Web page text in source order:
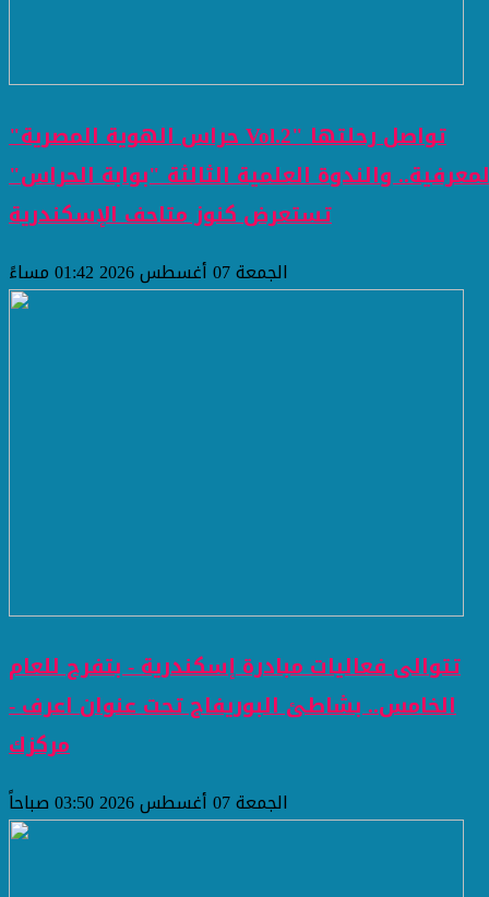
"حراس الهوية المصرية Vol.2" تواصل رحلتها
والندوة العلمية الثالثة "بوابة الحراس"
تستعرض كنوز متاحف الإسكندرية
الجمعة 07 أغسطس 2026 01:42 مساءً
تتوالى فعاليات مبادرة إسكندرية - بتفرح للعام
الخامس.. بشاطئ البوريفاج تحت عنوان اعرف -
مركزك
الجمعة 07 أغسطس 2026 03:50 صباحاً